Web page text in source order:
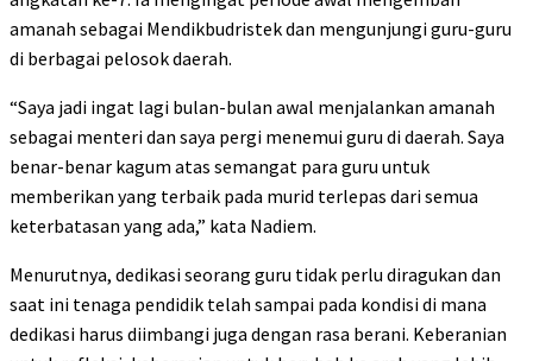
amanah sebagai Mendikbudristek dan mengunjungi guru-guru
di berbagai pelosok daerah.
“Saya jadi ingat lagi bulan-bulan awal menjalankan amanah
sebagai menteri dan saya pergi menemui guru di daerah. Saya
benar-benar kagum atas semangat para guru untuk
memberikan yang terbaik pada murid terlepas dari semua
keterbatasan yang ada,” kata Nadiem.
Menurutnya, dedikasi seorang guru tidak perlu diragukan dan
saat ini tenaga pendidik telah sampai pada kondisi di mana
dedikasi harus diimbangi juga dengan rasa berani. Keberanian